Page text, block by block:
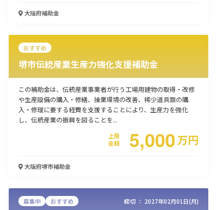
経営改善・経営強化
人材採用・雇用
人材育成・福利厚生
特許・知的財産
起業・創業
環境・省エネ
テレワーク
大阪府補助金
おすすめ
堺市伝統産業生産力強化支援補助金
この補助金は、伝統産業事業者が行う工場用建物の取得・改修
や生産設備の購入・修繕、操業環境の改善、稀少道具類の購
入・修理に要する経費を支援することにより、生産力を強化
し、伝統産業の振興を図ることを...
上限
金額
5,000万円
大阪府堺市補助金
募集中 おすすめ 締切 ： 2027年02月01日(月)